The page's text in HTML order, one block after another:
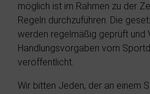
möglich ist im Rahmen zu der
Regeln durchzuführen. Die
werden regelmäßig geprüft und
Handlungsvorgaben vom
veröffentlicht.
Wir bitten Jeden, der an einem